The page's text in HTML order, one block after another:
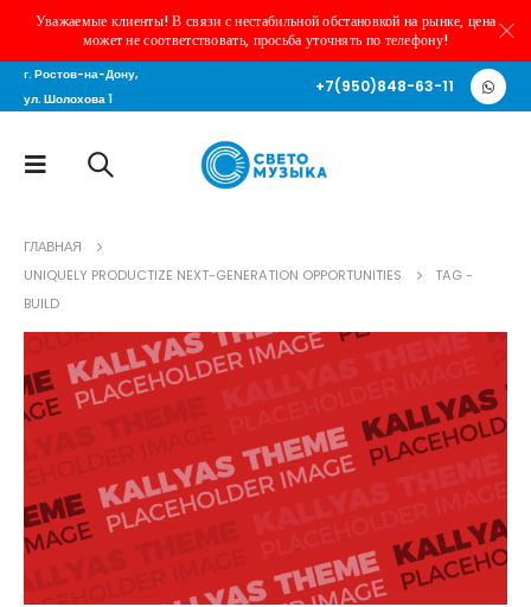
Уважаемые клиенты! В связи с нестабильной обстановкой на рынке, цена
может не соответствовать, просьба уточнять по телефону!
г. Ростов-на-Дону,
ул. Шолохова 1
+7(950)848-63-11
ГЛАВНАЯ
UNIQUELY PRODUCTIZE NEXT-GENERATION OPPORTUNITIES
TAG -
BUILD